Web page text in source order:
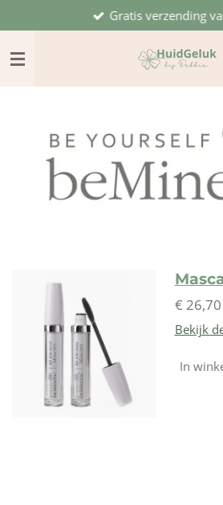
direct
naar
de
hoofdinhoud
Gratis verzending
€ 26,70
Bekijk
In